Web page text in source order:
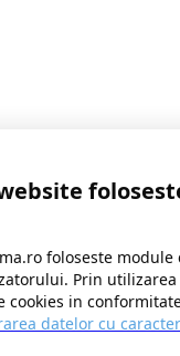
foloseste
Prin
cookies in
datelor cu